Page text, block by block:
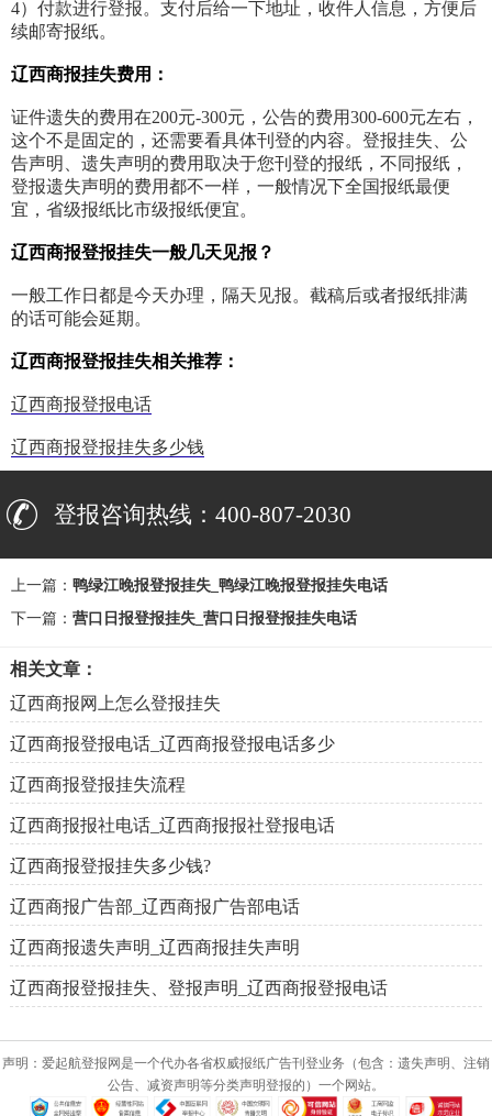
4）付款进行登报。支付后给一下地址，收件人信息，方便后
续邮寄报纸。
辽西商报挂失费用：
证件遗失的费用在200元-300元，公告的费用300-600元左右，
这个不是固定的，还需要看具体刊登的内容。登报挂失、公
告声明、遗失声明的费用取决于您刊登的报纸，不同报纸，
登报遗失声明的费用都不一样，一般情况下全国报纸最便
宜，省级报纸比市级报纸便宜。
辽西商报登报挂失一般几天见报？
一般工作日都是今天办理，隔天见报。截稿后或者报纸排满
的话可能会延期。
辽西商报登报挂失相关推荐：
辽西商报登报电话
辽西商报登报挂失多少钱
登报咨询热线：400-807-2030
上一篇： 鸭绿江晚报登报挂失_鸭绿江晚报登报挂失电话
下一篇： 营口日报登报挂失_营口日报登报挂失电话
相关文章：
辽西商报网上怎么登报挂失
辽西商报登报电话_辽西商报登报电话多少
辽西商报登报挂失流程
辽西商报报社电话_辽西商报报社登报电话
辽西商报登报挂失多少钱?
辽西商报广告部_辽西商报广告部电话
辽西商报遗失声明_辽西商报挂失声明
辽西商报登报挂失、登报声明_辽西商报登报电话
声明：爱起航登报网是一个代办各省权威报纸广告刊登业务（包含：遗失声明、注销
公告、减资声明等分类声明登报的）一个网站。